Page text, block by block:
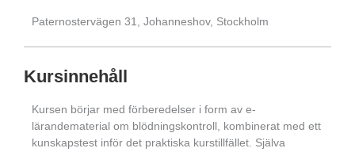
Paternostervägen 31, Johanneshov, Stockholm
Kursinnehåll
Kursen börjar med förberedelser i form av e-
lärandematerial om blödningskontroll, kombinerat med ett
kunskapstest inför det praktiska kurstillfället. Själva